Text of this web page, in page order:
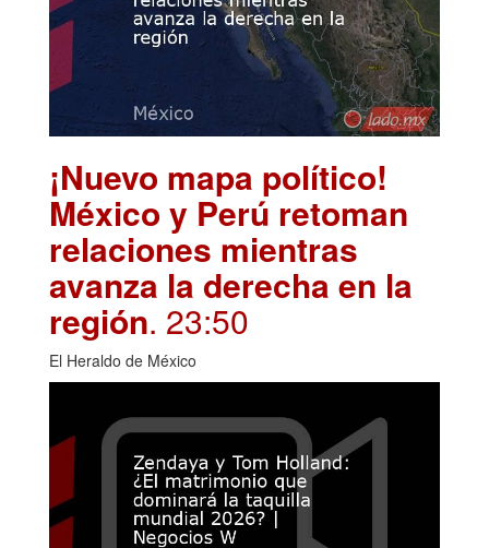
¡Nuevo mapa político!
México y Perú retoman
relaciones mientras
avanza la derecha en la
región. 23:50
El Heraldo de México